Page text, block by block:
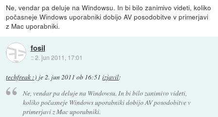
Ne, vendar pa deluje na Windowsu. In bi bilo zanimivo videti, koliko
počasneje Windows uporabniki dobijo AV posodobitve v primerjavi
z Mac uporabniki.
fosil
::2. jun 2011, 17:01
techfreak :) je2. jun 2011 ob 16:51 izjavil:
Ne, vendar pa deluje na Windowsu. In bi bilo zanimivo videti,
koliko počasneje Windows uporabniki dobijo AV posodobitve v
primerjavi z Mac uporabniki.